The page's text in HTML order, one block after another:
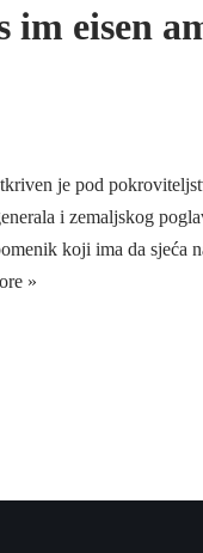
im eisen
je pod
i zemaljskog
koji ima da sjeća
»